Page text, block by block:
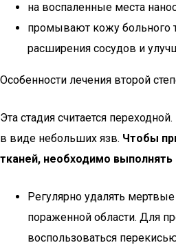
на воспаленные места
промывают кожу больного
расширения сосудов и
Особенности лечения второй
Эта стадия считается
в виде небольших язв. Чтобы
тканей, необходимо
Регулярно удалять
пораженной области. Для
воспользоваться